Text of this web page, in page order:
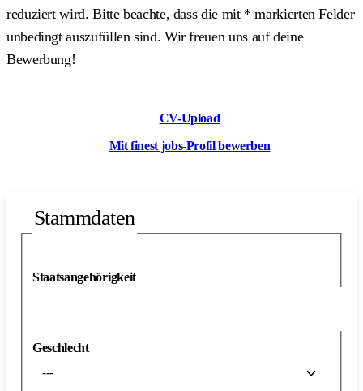
reduziert wird. Bitte beachte, dass die mit * markierten Felder
unbedingt auszufüllen sind. Wir freuen uns auf deine
Bewerbung!
CV-Upload
Mit finest jobs-Profil bewerben
Stammdaten
Staatsangehörigkeit
Geschlecht
---